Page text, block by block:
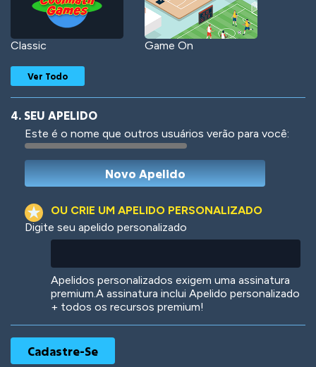
Classic Game On
Woof Jungle Cats
Ver Todo
4. SEU APELIDO
Este é o nome que outros usuários verão para você:
OU CRIE UM APELIDO PERSONALIZADO
Digite seu apelido personalizado
Apelidos personalizados exigem uma assinatura
premium.A assinatura inclui Apelido personalizado
+ todos os recursos premium!